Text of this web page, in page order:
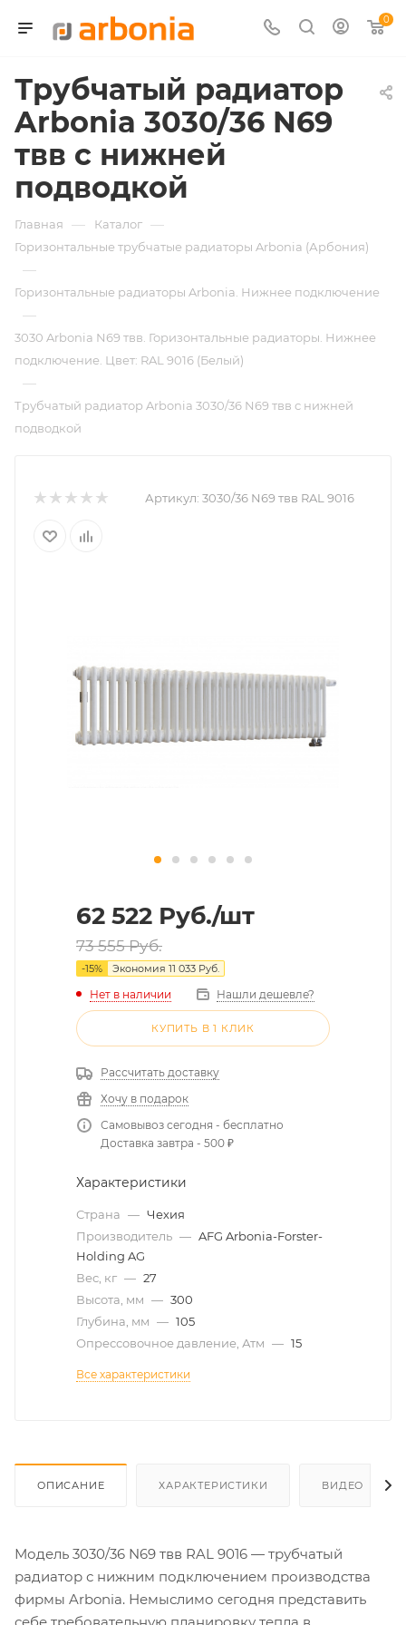
0
Трубчатый радиатор
Arbonia 3030/36 N69
твв с нижней
подводкой
Главная — Каталог —
Горизонтальные трубчатые радиаторы Arbonia (Арбония)
—
Горизонтальные радиаторы Arbonia. Нижнее подключение
—
3030 Arbonia N69 твв. Горизонтальные радиаторы. Нижнее
подключение. Цвет: RAL 9016 (Белый)
—
Трубчатый радиатор Arbonia 3030/36 N69 твв с нижней
подводкой
Артикул: 3030/36 N69 твв RAL 9016
62 522 Руб./шт
73 555Руб.
-15% Экономия 11 033 Руб.
Нет в наличии Нашли дешевле?
КУПИТЬ В 1 КЛИК
Рассчитать доставку
Хочу в подарок
Самовывоз сегодня - бесплатно
Доставка завтра - 500 ₽
Характеристики
Страна — Чехия
Производитель — AFG Arbonia-Forster-
Holding AG
Вес, кг — 27
Высота, мм — 300
Глубина, мм — 105
Опрессовочное давление, Атм — 15
Все характеристики
ОПИСАНИЕ ХАРАКТЕРИСТИКИ ВИДЕО
Модель 3030/36 N69 твв RAL 9016 — трубчатый
радиатор с нижним подключением производства
фирмы Arbonia. Немыслимо сегодня представить